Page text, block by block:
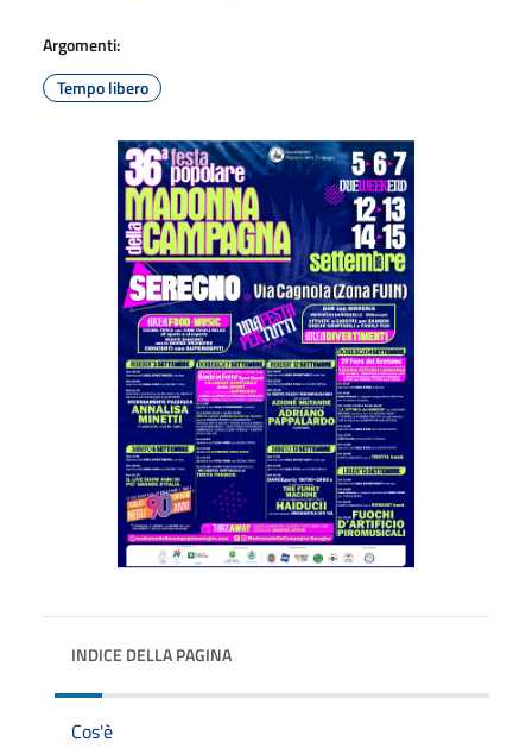
Argomenti:
Tempo libero
INDICE DELLA PAGINA
Cos'è